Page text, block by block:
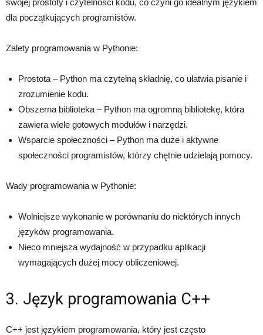
swojej prostoty i czytelności kodu, co czyni go idealnym językiem
dla początkujących programistów.
Zalety programowania w Pythonie:
Prostota – Python ma czytelną składnię, co ułatwia pisanie i
zrozumienie kodu.
Obszerna biblioteka – Python ma ogromną bibliotekę, która
zawiera wiele gotowych modułów i narzędzi.
Wsparcie społeczności – Python ma duże i aktywne
społeczności programistów, którzy chętnie udzielają pomocy.
Wady programowania w Pythonie:
Wolniejsze wykonanie w porównaniu do niektórych innych
języków programowania.
Nieco mniejsza wydajność w przypadku aplikacji
wymagających dużej mocy obliczeniowej.
3. Język programowania C++
C++ jest językiem programowania, który jest często